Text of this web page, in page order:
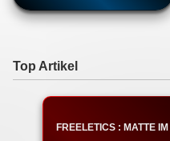
Top Artikel
FREELETICS : MATTE